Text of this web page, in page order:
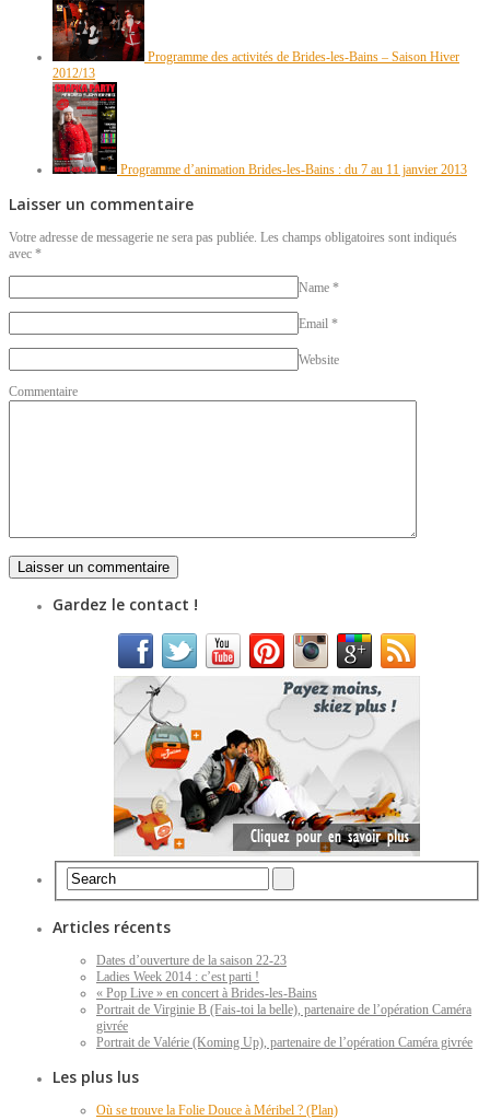
Programme des activités de Brides-les-Bains – Saison Hiver
2012/13
Programme d’animation Brides-les-Bains : du 7 au 11 janvier 2013
Laisser un commentaire
Votre adresse de messagerie ne sera pas publiée. Les champs obligatoires sont indiqués
avec *
Name *
Email *
Website
Commentaire
Gardez le contact !
Articles récents
Dates d’ouverture de la saison 22-23
Ladies Week 2014 : c’est parti !
« Pop Live » en concert à Brides-les-Bains
Portrait de Virginie B (Fais-toi la belle), partenaire de l’opération Caméra
givrée
Portrait de Valérie (Koming Up), partenaire de l’opération Caméra givrée
Les plus lus
Où se trouve la Folie Douce à Méribel ? (Plan)